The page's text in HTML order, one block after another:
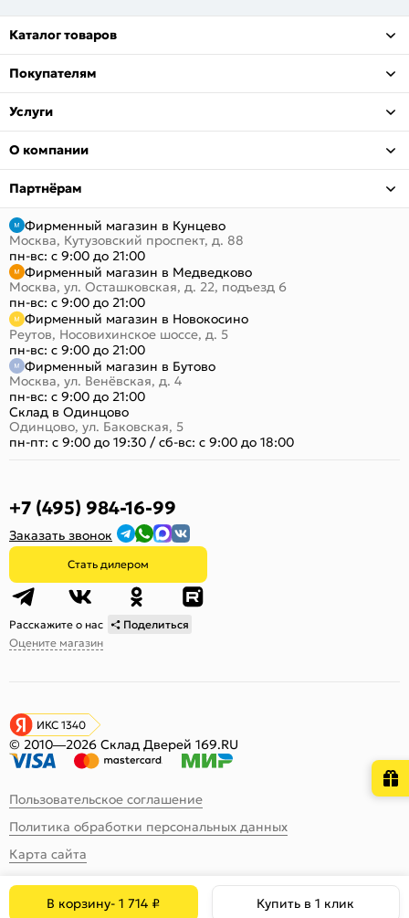
В корзину-1 714 ₽ Купить в 1 клик
Каталог товаров
Покупателям
Услуги
О компании
Партнёрам
Фирменный магазин в Кунцево
Москва, Кутузовский проспект, д. 88
пн-вс: с 9:00 до 21:00
Фирменный магазин в Медведково
Москва, ул. Осташковская, д. 22, подъезд 6
пн-вс: с 9:00 до 21:00
Фирменный магазин в Новокосино
Реутов, Носовихинское шоссе, д. 5
пн-вс: с 9:00 до 21:00
Фирменный магазин в Бутово
Москва, ул. Венёвская, д. 4
пн-вс: с 9:00 до 21:00
Склад в Одинцово
Одинцово, ул. Баковская, 5
пн-пт: с 9:00 до 19:30 /сб-вс: с 9:00 до 18:00
+7 (495) 984-16-99
Заказать звонок
Стать дилером
Расскажите о нас
Поделиться
Оцените магазин
ИКС 1340
© 2010—2026 Склад Дверей 169.RU
Пользовательское соглашение
Политика обработки персональных данных
Карта сайта